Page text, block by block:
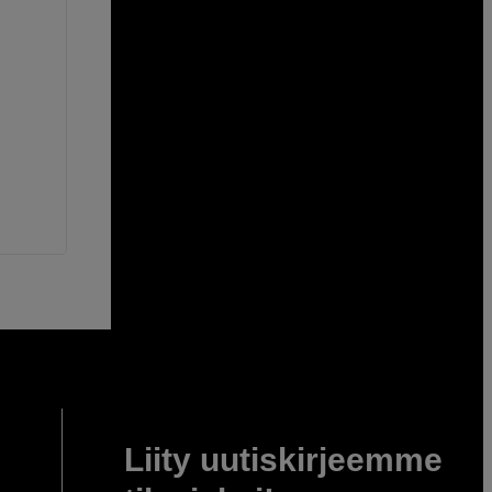
Liity uutiskirjeemme